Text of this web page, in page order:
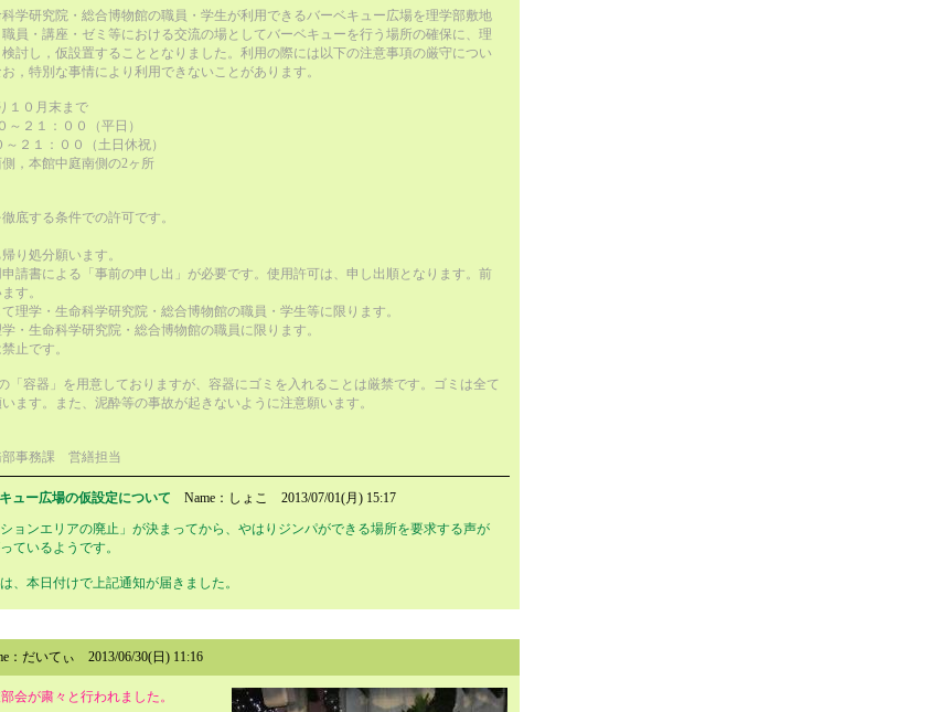
学研究院・総合博物館の職員・学生が利用できるバーベキュー広場を理学部敷地
員・講座・ゼミ等における交流の場としてバーベキューを行う場所の確保に、理
討し，仮設置することとなりました。利用の際には以下の注意事項の厳守につい
，特別な事情により利用できないことがあります。
１０月末まで
～２１：００（平日）
：００（土日休祝）
，本館中庭南側の2ヶ所
底する条件での許可です。
り処分願います。
請書による「事前の申し出」が必要です。使用許可は、申し出順となります。前
す。
理学・生命科学研究院・総合博物館の職員・学生等に限ります。
・生命科学研究院・総合博物館の職員に限ります。
止です。
「容器」を用意しておりますが、容器にゴミを入れることは厳禁です。ゴミは全て
ます。また、泥酔等の事故が起きないように注意願います。
部事務課 営繕担当
ュー広場の仮設定について Name：しょこ
2013/07/01(月) 15:17
ションエリアの廃止」が決まってから、やはりジンパができる場所を要求する声が
ているようです。
、本日付けで上記通知が届きました。
：だいてぃ 2013/06/30(日) 11:16
会が粛々と行われました。